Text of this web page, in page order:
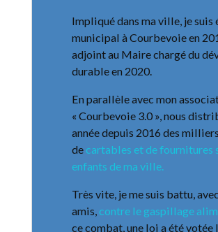
Impliqué dans ma ville, je
municipal à Courbevoie en
adjoint au Maire chargé du
durable en 2020.
En parallèle avec mon
« Courbevoie 3.0 », nous
année depuis 2016 des milliers
de cartables et de fournitures
enfants de ma ville.
Très vite, je me suis battu,
amis, contre le gaspillage
ce combat, une loi a été votée